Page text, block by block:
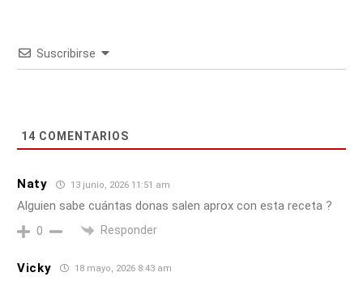
Suscribirse
14 COMENTARIOS
Naty 13 junio, 2026 11:51 am
Alguien sabe cuántas donas salen aprox con esta receta ?
0 Responder
Vicky 18 mayo, 2026 8:43 am